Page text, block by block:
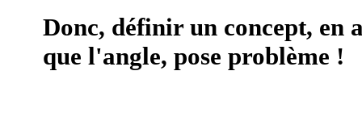
Donc, définir un concept, en
que l'angle, pose problème !